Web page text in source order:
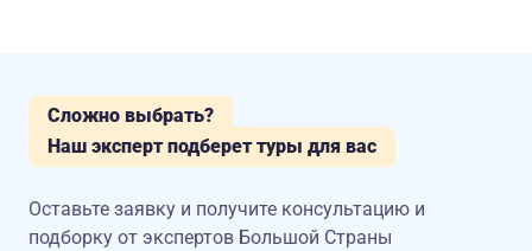
Сложно выбрать?
Наш эксперт подберет туры для вас
Оставьте заявку и получите консультацию и
подборку от экспертов Большой Страны